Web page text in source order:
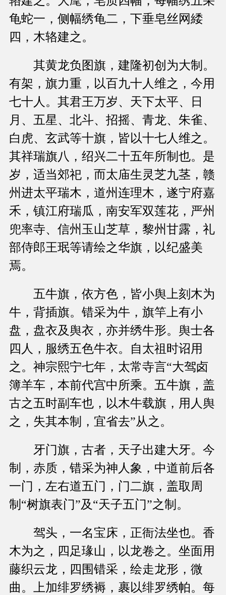
龟蛇一，侧幅绣龟二，下垂皂丝网緌
四，木辂建之。
其黄龙负图旗，建隆初创为大制。
有架，旗力重，以百九十人维之，今用
七十人。其君王万岁、天下太平、日
月、五星、北斗、招摇、青龙、朱雀、
白虎、玄武等十旗，皆以十七人维之。
其祥瑞旗八，绍兴二十五年所制也。是
岁，适当郊祀，而太庙生灵芝九茎，赣
州进太平瑞木，道州连理木，遂宁府嘉
禾，镇江府瑞瓜，南安军双莲花，严州
兜率寺、信州玉山芝草，黎州甘露，礼
部侍郎王珉等请绘之华旗，以纪盛美
焉。
五牛旗，依方色，皆小舆上刻木为
牛，背插旗。错采为牛，旗竿上有小
盘，盘衣及舆衣，亦并绣牛形。舆士各
四人，服绣五色牛衣。自太祖时诏用
之。神宗熙宁七年，太常寺言“大驾卤
簿羊车，本前代宫中所乘。五牛旗，盖
古之五时副车也，以木牛载旗，用人舆
之，失其本制，宜省去”从之。
牙门旗，古者，天子出建大牙。今
制，赤质，错采为神人象，中道前后各
一门，左右道五门，门二旗，盖取周
制“树旗表门”及“天子五门”之制。
驾头，一名宝床，正衙法坐也。香
木为之，四足瑑山，以龙卷之。坐面用
藤织云龙，四围错采，绘走龙形，微
曲。上加绯罗绣褥，裹以绯罗绣帕。每